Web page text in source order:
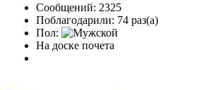
Сообщений: 2325
Поблагодарили: 74 раз(а)
Пол:
На доске почета